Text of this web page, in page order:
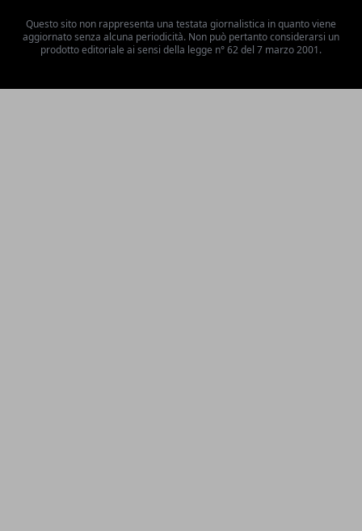
Questo sito non rappresenta una testata giornalistica in quanto viene
aggiornato senza alcuna periodicità. Non può pertanto considerarsi un
prodotto editoriale ai sensi della legge n° 62 del 7 marzo 2001.